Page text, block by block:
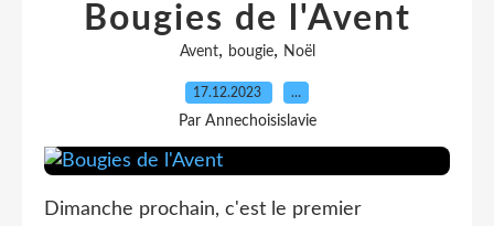
Bougies de l'Avent
Avent, bougie, Noël
17.12.2023 …
Par Annechoisislavie
Dimanche prochain, c'est le premier